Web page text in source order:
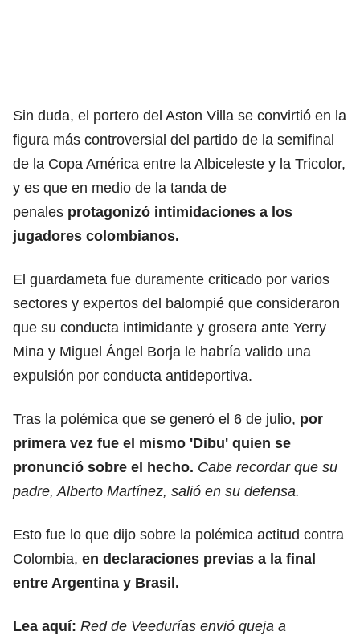
Sin duda, el portero del Aston Villa se convirtió en la
figura más controversial del partido de la semifinal
de la Copa América entre la Albiceleste y la Tricolor,
y es que en medio de la tanda de
penales protagonizó intimidaciones a los
jugadores colombianos.
El guardameta fue duramente criticado por varios
sectores y expertos del balompié que consideraron
que su conducta intimidante y grosera ante Yerry
Mina y Miguel Ángel Borja le habría valido una
expulsión por conducta antideportiva.
Tras la polémica que se generó el 6 de julio, por
primera vez fue el mismo 'Dibu' quien se
pronunció sobre el hecho. Cabe recordar que su
padre, Alberto Martínez, salió en su defensa.
Esto fue lo que dijo sobre la polémica actitud contra
Colombia, en declaraciones previas a la final
entre Argentina y Brasil.
Lea aquí: Red de Veedurías envió queja a